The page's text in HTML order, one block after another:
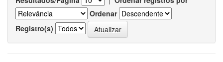
Ordenar
Registro(s)